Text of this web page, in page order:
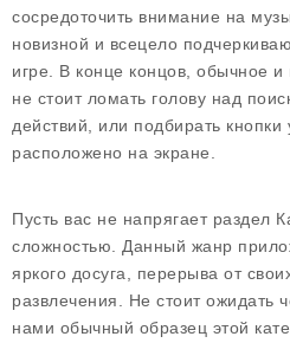
сосредоточить внимание на
новизной и всецело
игре. В конце концов, обычное
не стоит ломать голову над
действий, или подбирать
расположено на экране.
Пусть вас не напрягает раздел
сложностью. Данный жанр
яркого досуга, перерыва от
развлечения. Не стоит ожидать
нами обычный образец этой